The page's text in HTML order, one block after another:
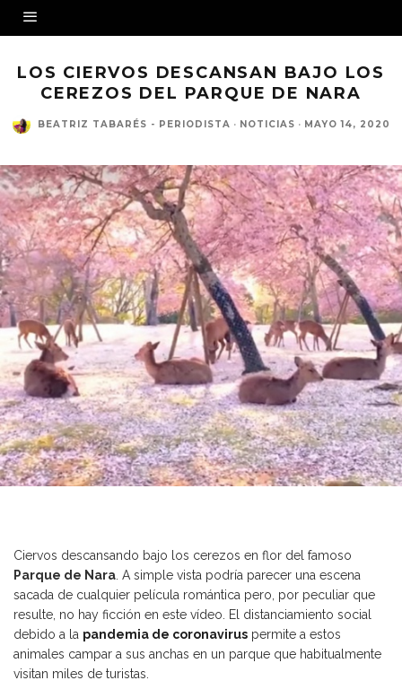
LOS CIERVOS DESCANSAN BAJO LOS
CEREZOS DEL PARQUE DE NARA
BEATRIZ TABARÉS - PERIODISTA · NOTICIAS · MAYO 14, 2020
Ciervos descansando bajo los cerezos en flor del famoso
Parque de Nara. A simple vista podría parecer una escena
sacada de cualquier película romántica pero, por peculiar que
resulte, no hay ficción en este vídeo. El distanciamiento social
debido a la pandemia de coronavirus permite a estos
animales campar a sus anchas en un parque que habitualmente
visitan miles de turistas.